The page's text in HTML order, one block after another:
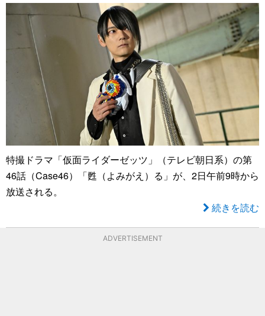
特撮ドラマ「仮面ライダーゼッツ」（テレビ朝日系）の第
46話（Case46）「甦（よみがえ）る」が、2日午前9時から
放送される。
続きを読む
ADVERTISEMENT